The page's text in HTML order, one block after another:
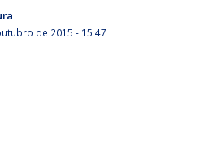
de 2015 - 15:47